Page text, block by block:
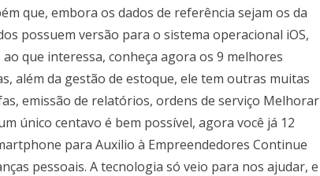
que, embora os dados de referência sejam os da
possuem versão para o sistema operacional iOS,
que interessa, conheça agora os 9 melhores
além da gestão de estoque, ele tem outras muitas
emissão de relatórios, ordens de serviço Melhorar
único centavo é bem possível, agora você já 12
para Auxilio à Empreendedores Continue
pessoais. A tecnologia só veio para nos ajudar, e